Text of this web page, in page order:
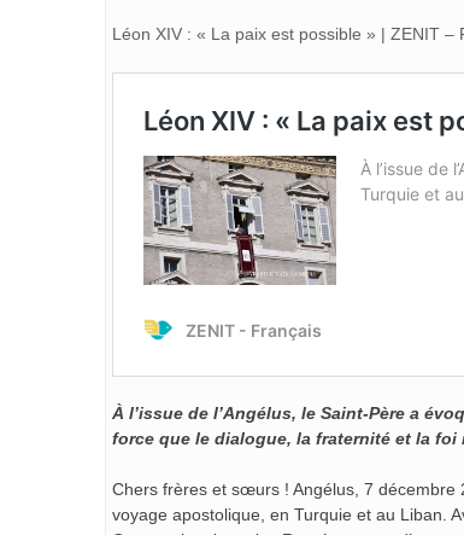
Léon XIV : « La paix est possible » | ZENIT –
À l’issue de l’Angélus, le Saint-Père a
force que le dialogue, la fraternité et la
Chers frères et sœurs ! Angélus, 7
voyage apostolique, en Turquie et au Liban.